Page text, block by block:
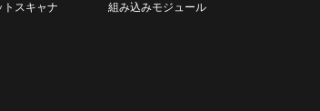
トスキャナ
組み込みモジュール